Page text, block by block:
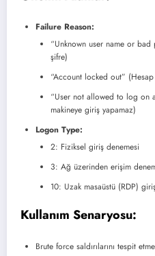
Failure Reason:
“Unknown user name or bad
şifre)
“Account locked out”
“User not allowed to log on
makineye giriş yapamaz)
Logon Type:
2: Fiziksel giriş denemesi
3: Ağ üzerinden erişim
10: Uzak masaüstü (RDP)
Kullanım Senaryosu:
Brute force saldırılarını tespit